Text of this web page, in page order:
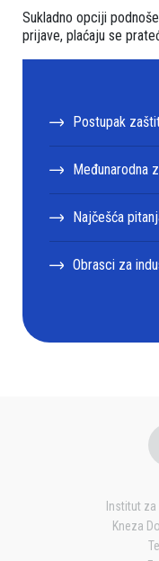
Sukladno opciji
prijave, plaćaju se
Postupak
Međunarodna
Najčešća
Obrasci za
Institut
Kneza